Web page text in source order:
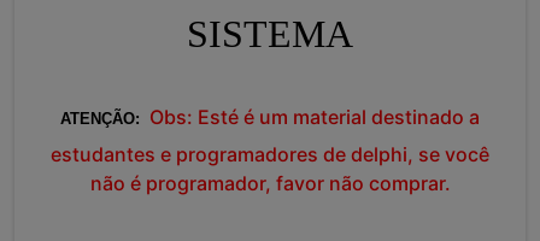
SISTEMA
ATENÇÃO: Obs: Esté é um material destinado a
estudantes e programadores de delphi, se você
não é programador, favor não comprar.